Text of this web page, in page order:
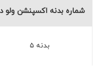
شماره بدنه اکسپنشن ولو
بدنه ۵